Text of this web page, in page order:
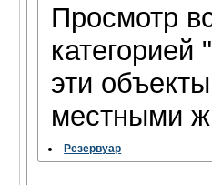
Просмотр
эти
местными
Резервуар